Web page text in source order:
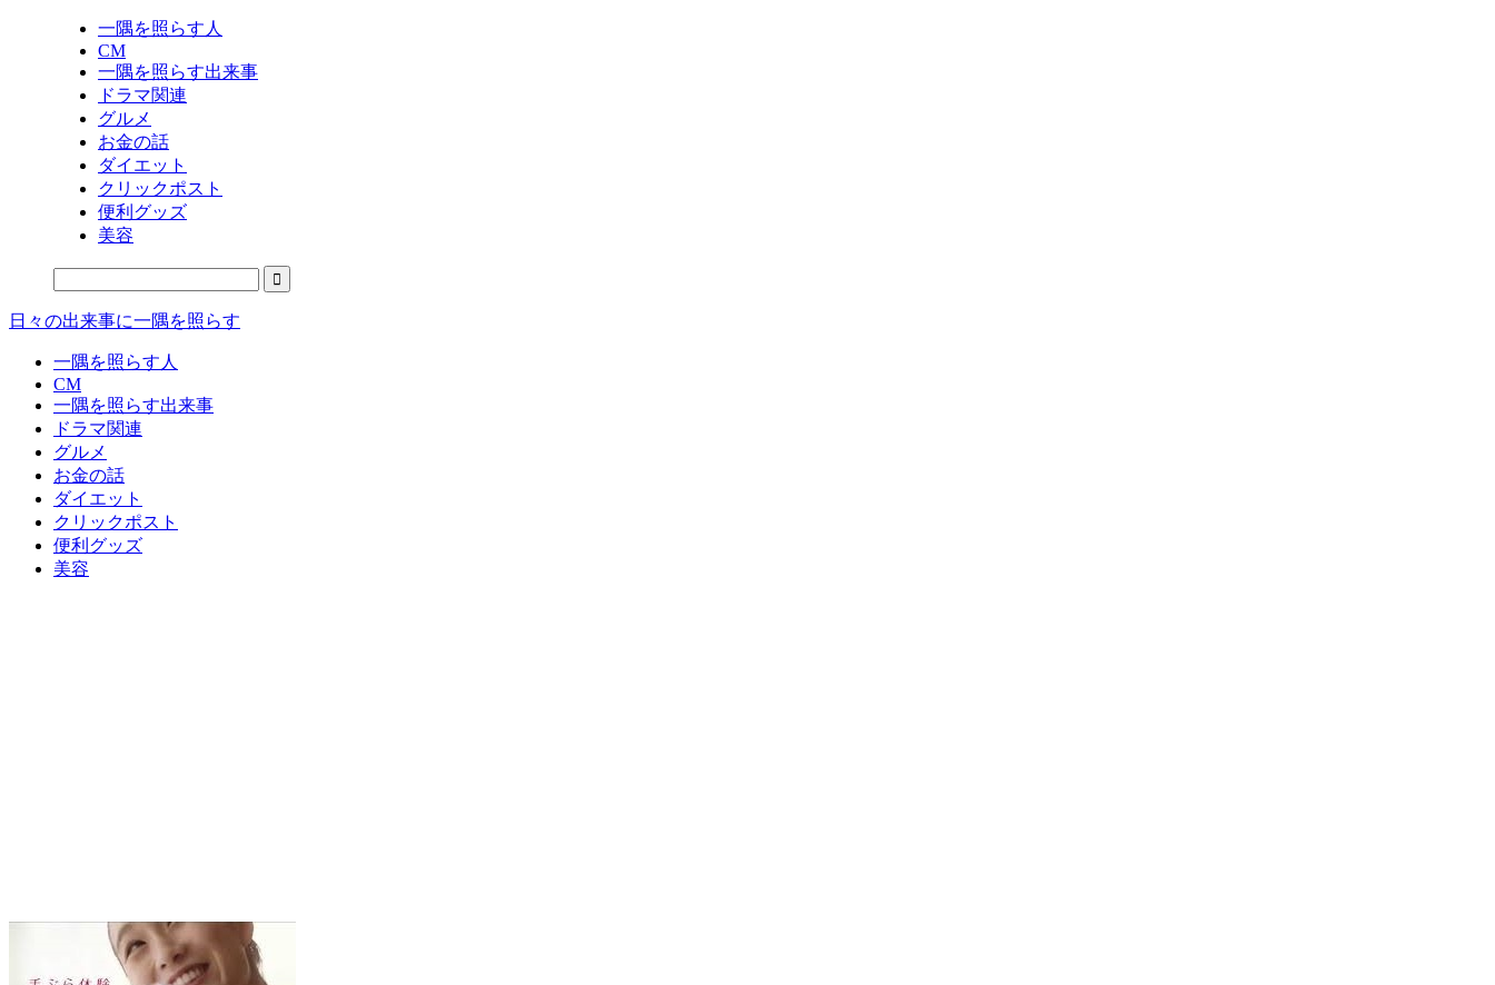
一隅を照らす人
CM
一隅を照らす出来事
ドラマ関連
グルメ
お金の話
ダイエット
クリックポスト
便利グッズ
美容
日々の出来事に一隅を照らす
一隅を照らす人
CM
一隅を照らす出来事
ドラマ関連
グルメ
お金の話
ダイエット
クリックポスト
便利グッズ
美容